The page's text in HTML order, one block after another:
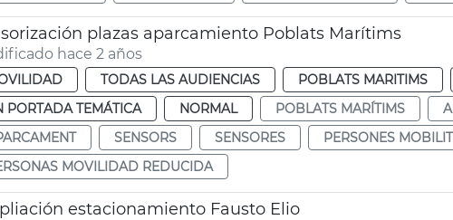
plazas aparcamiento Poblats Marítims
hace 2 años
TODAS LAS AUDIENCIAS POBLATS MARITIMS
PORTADA TEMÁTICA
NORMAL POBLATS MARÍTIMS
SENSORS SENSORES
PERSONES
MOVILIDAD REDUCIDA
estacionamiento Fausto Elio